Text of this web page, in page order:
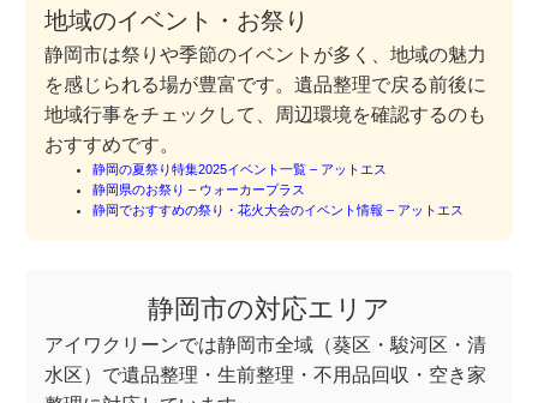
地域のイベント・お祭り
静岡市は祭りや季節のイベントが多く、地域の魅力
を感じられる場が豊富です。遺品整理で戻る前後に
地域行事をチェックして、周辺環境を確認するのも
おすすめです。
静岡の夏祭り特集2025イベント一覧 – アットエス
静岡県のお祭り – ウォーカープラス
静岡でおすすめの祭り・花火大会のイベント情報 – アットエス
静岡市の対応エリア
アイワクリーンでは静岡市全域（葵区・駿河区・清
水区）で遺品整理・生前整理・不用品回収・空き家